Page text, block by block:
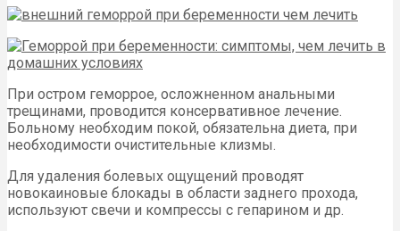
При остром геморрое, осложненном анальными
трещинами, проводится консервативное лечение.
Больному необходим покой, обязательна диета, при
необходимости очистительные клизмы.
Для удаления болевых ощущений проводят
новокаиновые блокады в области заднего прохода,
используют свечи и компрессы с гепарином и др.